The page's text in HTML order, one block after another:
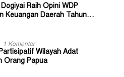
Raih Opini WDP
Keuangan Daerah Tahun
1 Komentar
Wilayah Adat
Orang Papua